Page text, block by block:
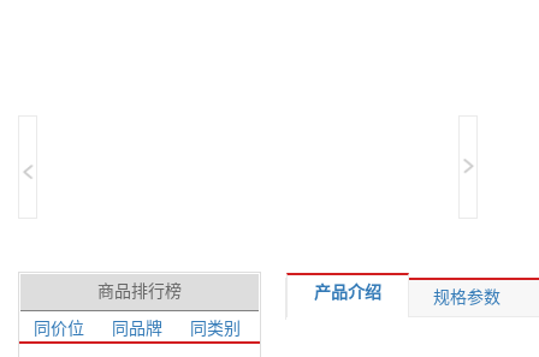
商品排行榜
同价位 同品牌 同类别
产品介绍 规格参数